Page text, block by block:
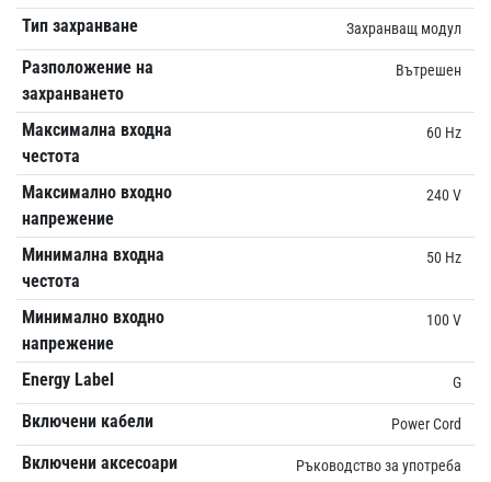
Тип захранване Захранващ модул
Разположение на
захранването
Вътрешен
Максимална входна
честота
60 Hz
Максимално входно
напрежение
240 V
Минимална входна
честота
50 Hz
Минимално входно
напрежение
100 V
Energy Label G
Включени кабели Power Cord
Включени аксесоари Ръководство за употреба